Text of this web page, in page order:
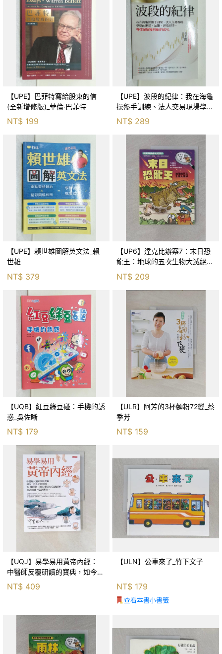
【UPE】巴菲特寫給股東的信
(全新增修版)_華倫‧巴菲特
NT$ 199
【UPE】波段的紀律：我在海龜
操盤手訓練、法人交易現場學到
的進場、加碼、退場紀律，守住
紀律獲利至少50％_雷老闆
NT$ 289
【UPE】賴世雄圖解英文法_賴
世雄
NT$ 379
【UP6】達克比辦案7：末日恐
龍王：地球的五次生物大滅絕_
胡妙芬
NT$ 209
【UQB】紅豆綠豆碰：手機的誘
惑_吳佐晰
NT$ 179
【ULR】阿芳的3杯麵粉72變_蔡
季芳
NT$ 159
【UQJ】易學易用黃帝內經：
中醫師反覆研讀的寶典，如今一
般人也能實踐。12條經絡、365
個穴位白話詳解，經之所過，病
NT$ 409
【ULN】公車來了_竹下文子
NT$ 179
查看本書小書籤